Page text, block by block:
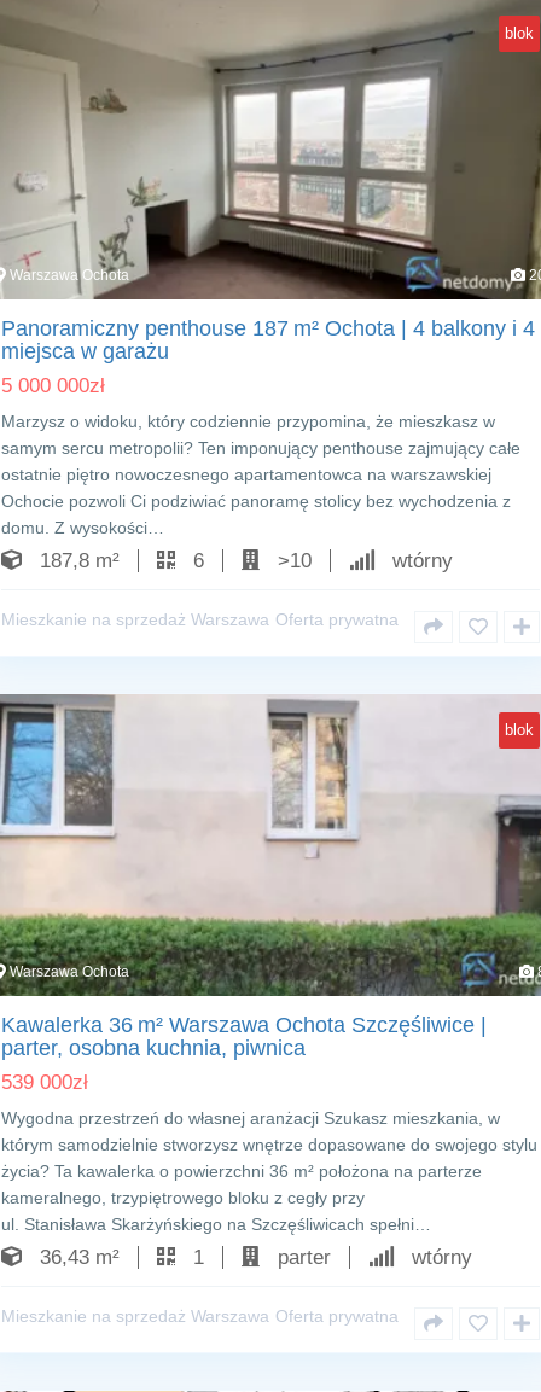
blok
Warszawa Ochota
Panoramiczny penthouse 187 m² Ochota | 4 balkony i 4
miejsca w garażu
5 000 000zł
Marzysz o widoku, który codziennie przypomina, że mieszkasz w
samym sercu metropolii? Ten imponujący penthouse zajmujący całe
ostatnie piętro nowoczesnego apartamentowca na warszawskiej
Ochocie pozwoli Ci podziwiać panoramę stolicy bez wychodzenia z
domu. Z wysokości…
187,8 m² 6 >10 wtórny
Mieszkanie na sprzedaż Warszawa Oferta prywatna
blok
Warszawa Ochota
Kawalerka 36 m² Warszawa Ochota Szczęśliwice |
parter, osobna kuchnia, piwnica
539 000zł
Wygodna przestrzeń do własnej aranżacji Szukasz mieszkania, w
którym samodzielnie stworzysz wnętrze dopasowane do swojego stylu
życia? Ta kawalerka o powierzchni 36 m² położona na parterze
kameralnego, trzypiętrowego bloku z cegły przy
ul. Stanisława Skarżyńskiego na Szczęśliwicach spełni…
36,43 m² 1 parter wtórny
Mieszkanie na sprzedaż Warszawa Oferta prywatna